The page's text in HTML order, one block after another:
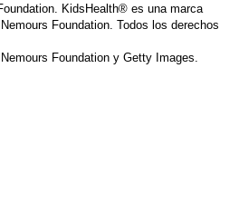
KidsHealth® es una marca
Foundation. Todos los derechos
Foundation y Getty Images.